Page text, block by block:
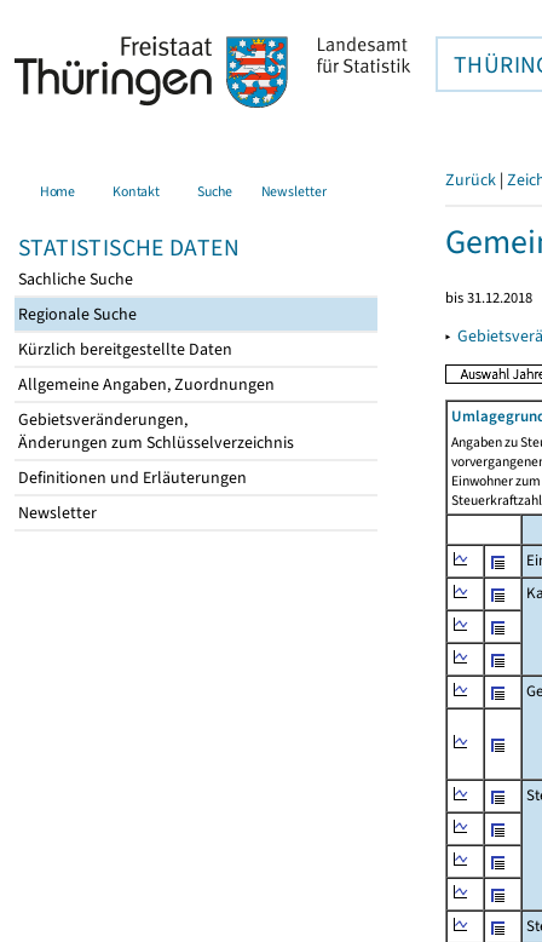
Home Kontakt Suche Newsletter
STATISTISCHE DATEN
Sachliche Suche
Regionale Suche
Kürzlich bereitgestellte Daten
Allgemeine Angaben, Zuordnungen
Gebietsveränderungen,
Änderungen zum Schlüsselverzeichnis
Definitionen und Erläuterungen
Newsletter
Zurück |
bis 31.12.2018
▸
Angaben zu
Einwohner